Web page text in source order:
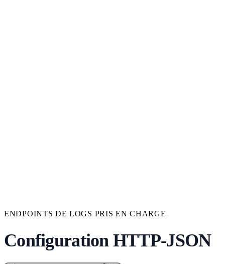
ENDPOINTS DE LOGS PRIS EN CHARGE
Configuration HTTP-JSON